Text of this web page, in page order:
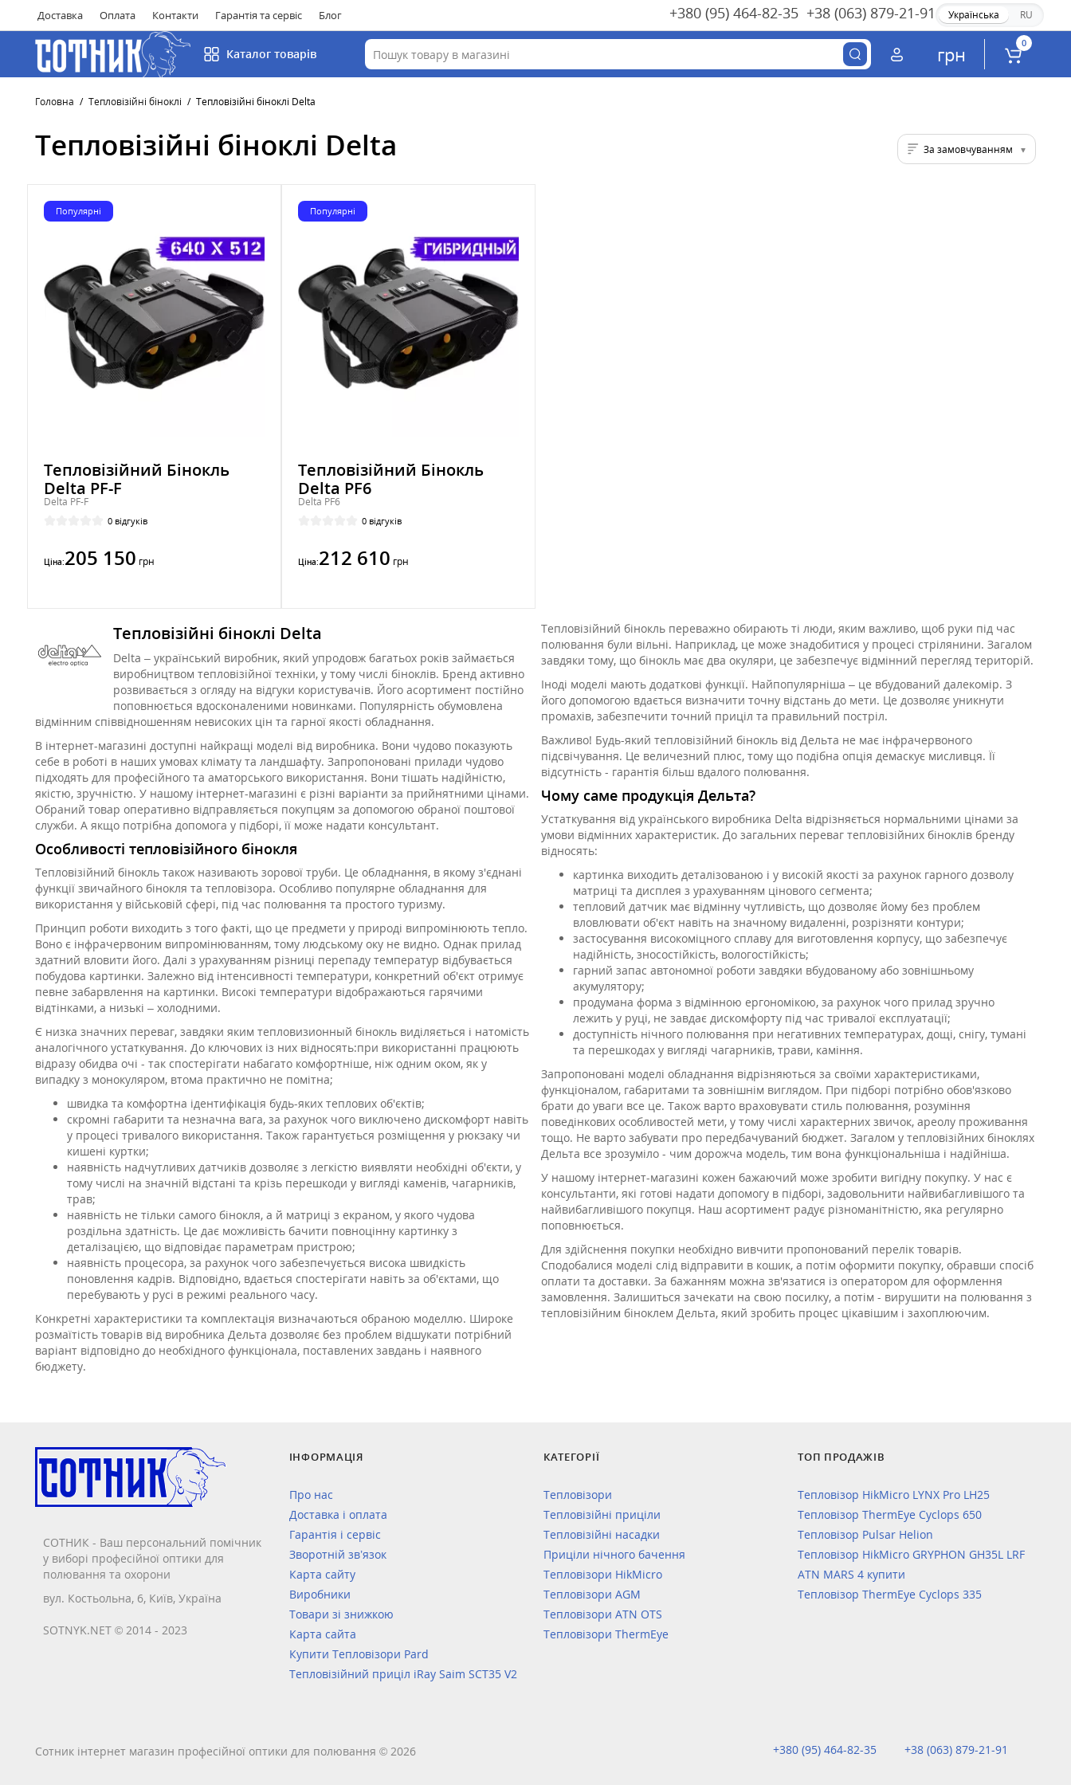
Доставка Оплата Контакти Гарантія та сервіс Блог Українська RU
+380 (95) 464-82-35 +38 (063) 879-21-91
Каталог товарів грн 0
Головна Тепловізійні біноклі Тепловізійні біноклі Delta
Тепловізійні біноклі Delta За замовчуванням
Популярні
Тепловізійний Бінокль
Delta PF-F
Delta PF-F
0 відгуків
Ціна:205 150 грн
Популярні
Тепловізійний Бінокль
Delta PF6
Delta PF6
0 відгуків
Ціна:212 610 грн
Тепловізійні біноклі Delta
Delta – український виробник, який упродовж багатьох років займається
виробництвом тепловізійної техніки, у тому числі біноклів. Бренд активно
розвивається з огляду на відгуки користувачів. Його асортимент постійно
поповнюється вдосконаленими новинками. Популярність обумовлена
відмінним співвідношенням невисоких цін та гарної якості обладнання.
В інтернет-магазині доступні найкращі моделі від виробника. Вони чудово показують
себе в роботі в наших умовах клімату та ландшафту. Запропоновані прилади чудово
підходять для професійного та аматорського використання. Вони тішать надійністю,
якістю, зручністю. У нашому інтернет-магазині є різні варіанти за прийнятними цінами.
Обраний товар оперативно відправляється покупцям за допомогою обраної поштової
служби. А якщо потрібна допомога у підборі, її може надати консультант.
Особливості тепловізійного бінокля
Тепловізійний бінокль також називають зорової труби. Це обладнання, в якому з'єднані
функції звичайного бінокля та тепловізора. Особливо популярне обладнання для
використання у військовій сфері, під час полювання та простого туризму.
Принцип роботи виходить з того факті, що це предмети у природі випромінюють тепло.
Воно є інфрачервоним випромінюванням, тому людському оку не видно. Однак прилад
здатний вловити його. Далі з урахуванням різниці перепаду температур відбувається
побудова картинки. Залежно від інтенсивності температури, конкретний об'єкт отримує
певне забарвлення на картинки. Високі температури відображаються гарячими
відтінками, а низькі – холодними.
Є низка значних переваг, завдяки яким тепловизионный бінокль виділяється і натомість
аналогічного устаткування. До ключових із них відносять:при використанні працюють
відразу обидва очі - так спостерігати набагато комфортніше, ніж одним оком, як у
випадку з монокуляром, втома практично не помітна;
швидка та комфортна ідентифікація будь-яких теплових об'єктів;
скромні габарити та незначна вага, за рахунок чого виключено дискомфорт навіть
у процесі тривалого використання. Також гарантується розміщення у рюкзаку чи
кишені куртки;
наявність надчутливих датчиків дозволяє з легкістю виявляти необхідні об'єкти, у
тому числі на значній відстані та крізь перешкоди у вигляді каменів, чагарників,
трав;
наявність не тільки самого бінокля, а й матриці з екраном, у якого чудова
роздільна здатність. Це дає можливість бачити повноцінну картинку з
деталізацією, що відповідає параметрам пристрою;
наявність процесора, за рахунок чого забезпечується висока швидкість
поновлення кадрів. Відповідно, вдається спостерігати навіть за об'єктами, що
перебувають у русі в режимі реального часу.
Конкретні характеристики та комплектація визначаються обраною моделлю. Широке
розмаїтість товарів від виробника Дельта дозволяє без проблем відшукати потрібний
варіант відповідно до необхідного функціонала, поставлених завдань і наявного
бюджету.
Тепловізійний бінокль переважно обирають ті люди, яким важливо, щоб руки під час
полювання були вільні. Наприклад, це може знадобитися у процесі стрілянини. Загалом
завдяки тому, що бінокль має два окуляри, це забезпечує відмінний перегляд територій.
Іноді моделі мають додаткові функції. Найпопулярніша – це вбудований далекомір. З
його допомогою вдається визначити точну відстань до мети. Це дозволяє уникнути
промахів, забезпечити точний приціл та правильний постріл.
Важливо! Будь-який тепловізійний бінокль від Дельта не має інфрачервоного
підсвічування. Це величезний плюс, тому що подібна опція демаскує мисливця. Її
відсутність - гарантія більш вдалого полювання.
Чому саме продукція Дельта?
Устаткування від українського виробника Delta відрізняється нормальними цінами за
умови відмінних характеристик. До загальних переваг тепловізійних біноклів бренду
відносять:
картинка виходить деталізованою і у високій якості за рахунок гарного дозволу
матриці та дисплея з урахуванням цінового сегмента;
тепловий датчик має відмінну чутливість, що дозволяє йому без проблем
вловлювати об'єкт навіть на значному видаленні, розрізняти контури;
застосування високоміцного сплаву для виготовлення корпусу, що забезпечує
надійність, зносостійкість, вологостійкість;
гарний запас автономної роботи завдяки вбудованому або зовнішньому
акумулятору;
продумана форма з відмінною ергономікою, за рахунок чого прилад зручно
лежить у руці, не завдає дискомфорту під час тривалої експлуатації;
доступність нічного полювання при негативних температурах, дощі, снігу, тумані
та перешкодах у вигляді чагарників, трави, каміння.
Запропоновані моделі обладнання відрізняються за своїми характеристиками,
функціоналом, габаритами та зовнішнім виглядом. При підборі потрібно обов'язково
брати до уваги все це. Також варто враховувати стиль полювання, розуміння
поведінкових особливостей мети, у тому числі характерних звичок, ареолу проживання
тощо. Не варто забувати про передбачуваний бюджет. Загалом у тепловізійних біноклях
Дельта все зрозуміло - чим дорожча модель, тим вона функціональніша і надійніша.
У нашому інтернет-магазині кожен бажаючий може зробити вигідну покупку. У нас є
консультанти, які готові надати допомогу в підборі, задовольнити найвибагливішого та
найвибагливішого покупця. Наш асортимент радує різноманітністю, яка регулярно
поповнюється.
Для здійснення покупки необхідно вивчити пропонований перелік товарів.
Сподобалися моделі слід відправити в кошик, а потім оформити покупку, обравши спосіб
оплати та доставки. За бажанням можна зв'язатися із оператором для оформлення
замовлення. Залишиться зачекати на свою посилку, а потім - вирушити на полювання з
тепловізійним біноклем Дельта, який зробить процес цікавішим і захоплюючим.
СОТНИК - Ваш персональний помічник
у виборі професійної оптики для
полювання та охорони
вул. Костьольна, 6, Київ, Україна
SOTNYK.NET © 2014 - 2023
ІНФОРМАЦІЯ
Про нас
Доставка і оплата
Гарантія і сервіс
Зворотній зв’язок
Карта сайту
Виробники
Товари зі знижкою
Карта сайта
Купити Тепловізори Pard
Тепловізійний приціл iRay Saim SCT35 V2
КАТЕГОРІЇ
Тепловізори
Тепловізійні приціли
Тепловізійні насадки
Приціли нічного бачення
Тепловізори HikMicro
Тепловізори AGM
Тепловізори ATN OTS
Тепловізори ThermEye
ТОП ПРОДАЖІВ
Тепловізор HikMicro LYNX Pro LH25
Тепловізор ThermEye Cyclops 650
Тепловізор Pulsar Helion
Тепловізор HikMicro GRYPHON GH35L LRF
ATN MARS 4 купити
Тепловізор ThermEye Cyclops 335
Сотник інтернет магазин професійної оптики для полювання © 2026 +380 (95) 464-82-35 +38 (063) 879-21-91